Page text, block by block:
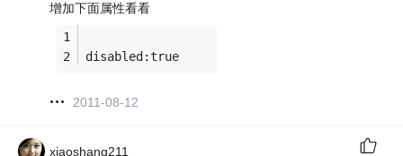
增加下面属性看看
disabled:true
2011-08-12
xiaoshang211